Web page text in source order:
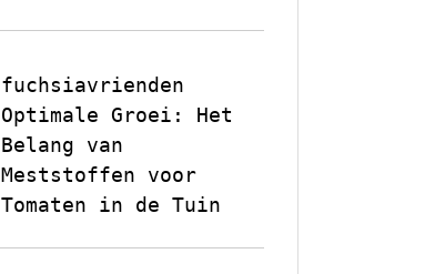
fuchsiavrienden
Optimale Groei: Het
Belang van
Meststoffen voor
Tomaten in de Tuin